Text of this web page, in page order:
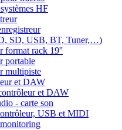
HF
SD, USB, BT, Tuner,…)
format rack 19''
portable
multipiste
et DAW
et DAW
- carte son
USB et MIDI